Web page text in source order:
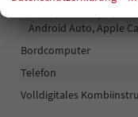
Android Auto, Apple
Bordcomputer
Telefon
Volldigitales